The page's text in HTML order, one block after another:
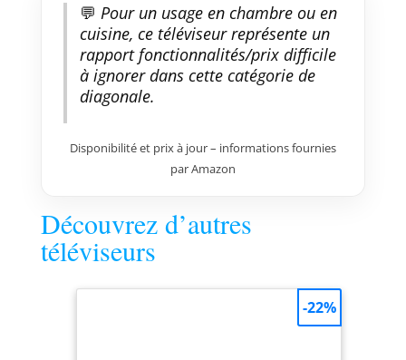
💬 Pour un usage en chambre ou en
cuisine, ce téléviseur représente un
rapport fonctionnalités/prix difficile
à ignorer dans cette catégorie de
diagonale.
Disponibilité et prix à jour – informations fournies
par Amazon
Découvrez d’autres
téléviseurs
-22%